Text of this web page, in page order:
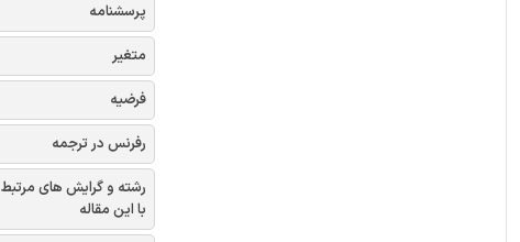
پرسشنامه
متغیر
فرضیه
رفرنس در ترجمه
رشته و گرایش های مرتبط
با این مقاله